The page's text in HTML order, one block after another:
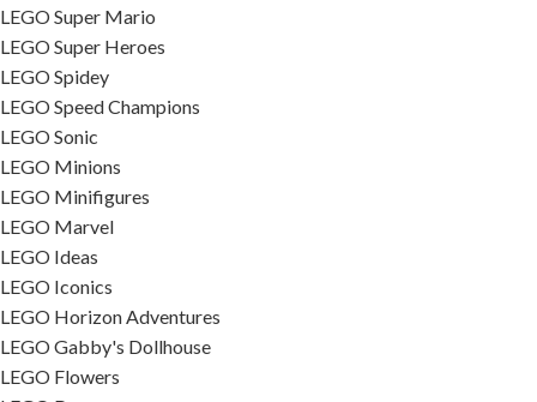
LEGO Super Mario
LEGO Super Heroes
LEGO Spidey
LEGO Speed Champions
LEGO Sonic
LEGO Minions
LEGO Minifigures
LEGO Marvel
LEGO Ideas
LEGO Iconics
LEGO Horizon Adventures
LEGO Gabby's Dollhouse
LEGO Flowers